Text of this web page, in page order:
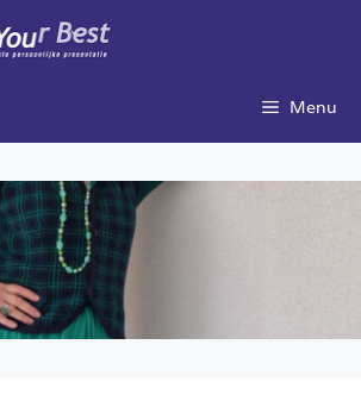
Menu